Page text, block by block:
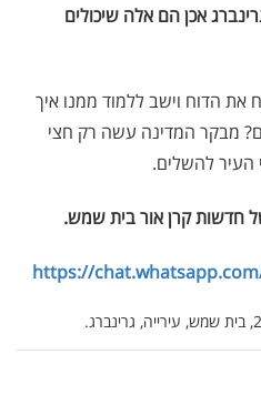
אכן הם אלה שיכולים
הדוח וישב ללמוד ממנו איך
מבקר המדינה עשה רק חצי
העיר להשלים.
חדשות קרן אור בית שמש.
https://